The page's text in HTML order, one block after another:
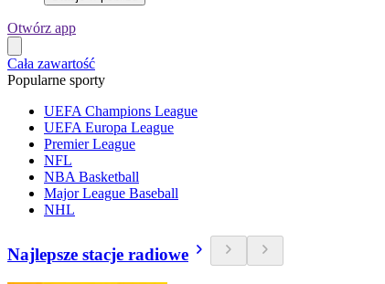
Otwórz app
Cała zawartość
Popularne sporty
UEFA Champions League
UEFA Europa League
Premier League
NFL
NBA Basketball
Major League Baseball
NHL
Najlepsze stacje radiowe